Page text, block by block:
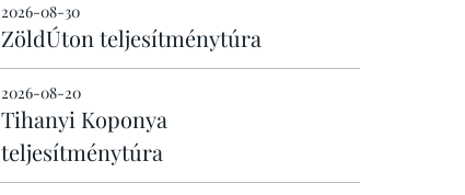
2026-08-30
ZöldÚton teljesítménytúra
2026-08-20
Tihanyi Koponya
teljesítménytúra